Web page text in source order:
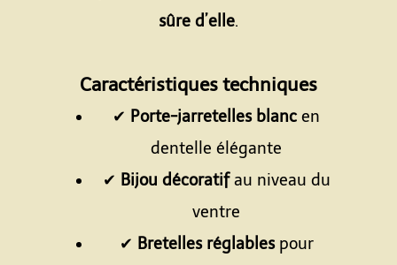
sûre d’elle.
Caractéristiques techniques
✔ Porte-jarretelles blancen
dentelle élégante
✔ Bijou décoratifau niveau du
ventre
✔ Bretelles réglablespour